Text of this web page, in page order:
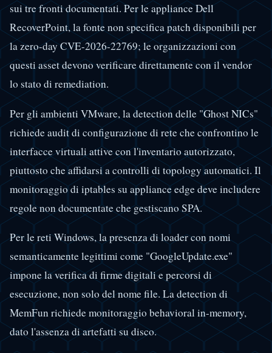
sui tre fronti documentati. Per le appliance Dell
RecoverPoint, la fonte non specifica patch disponibili per
la zero-day CVE-2026-22769; le organizzazioni con
questi asset devono verificare direttamente con il vendor
lo stato di remediation.
Per gli ambienti VMware, la detection delle "Ghost NICs"
richiede audit di configurazione di rete che confrontino le
interfacce virtuali attive con l'inventario autorizzato,
piuttosto che affidarsi a controlli di topology automatici. Il
monitoraggio di iptables su appliance edge deve includere
regole non documentate che gestiscano SPA.
Per le reti Windows, la presenza di loader con nomi
semanticamente legittimi come "GoogleUpdate.exe"
impone la verifica di firme digitali e percorsi di
esecuzione, non solo del nome file. La detection di
MemFun richiede monitoraggio behavioral in-memory,
dato l'assenza di artefatti su disco.